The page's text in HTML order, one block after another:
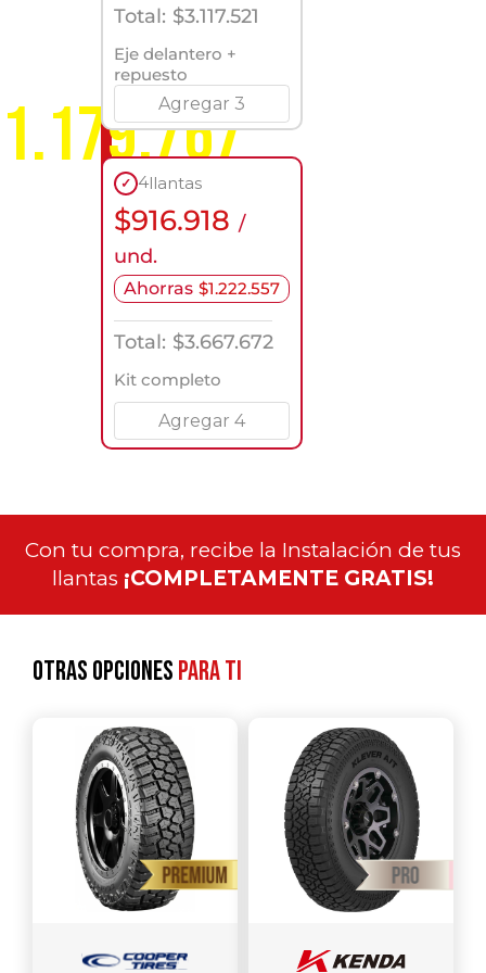
servicio
nivel
nacional
Total: $3.117.521
Eje delantero +
repuesto
Agregar 3
✓ 4llantas
$916.918 /
und.
Ahorras $1.222.557
Total: $3.667.672
Kit completo
Agregar 4
Con tu compra, recibe la Instalación de tus
llantas ¡COMPLETAMENTE GRATIS!
Otras opcionespara ti